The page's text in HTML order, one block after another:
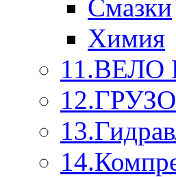
Смазки
Химия